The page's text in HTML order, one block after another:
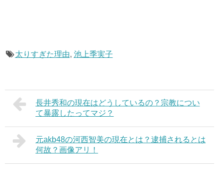
太りすぎた理由, 池上季実子
長井秀和の現在はどうしているの？宗教につい
て暴露したってマジ？
元akb48の河西智美の現在とは？逮捕されるとは
何故？画像アリ！